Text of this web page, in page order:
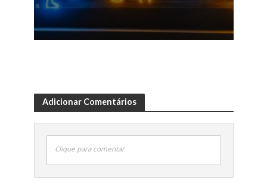
Adicionar Comentários
Clique para comentar